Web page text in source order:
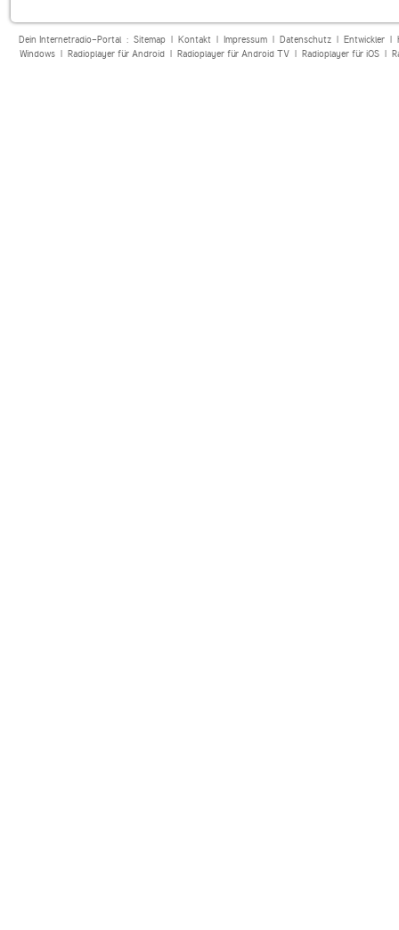
Dein Internetradio-Portal : Sitemap| Kontakt| Impressum| Datenschutz| Entwickler|
Windows| Radioplayer für Android| Radioplayer für Android TV| Radioplayer für iOS|